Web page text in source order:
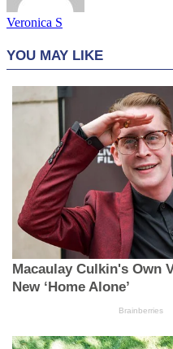
Veronica S